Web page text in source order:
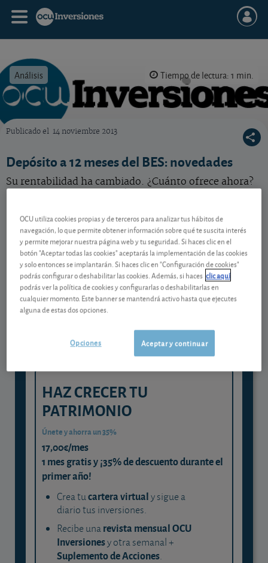
Análisis Tiempo de lectura: 1 min.
Publicado el 14 noviembre 2013
Depósito a 12 meses del BES: novedades
Su rentabilidad ha cambiado. ¿Cuánto ofrece ahora?
Contenido reservado a SOCIOS
Gestiona tu dinero con visión
experta
y consigue que cada euro trabaje
HAZ CRECER TU
PATRIMONIO
Únete y ahorra un 35%
17,00€/mes
1 mes gratis y ¡35% de descuento durante el
primer año!
Crea tucartera virtualy sigue a
diario tus inversiones.
Recibe unarevista mensual OCU
Inversionesy otra semanal +
Suplemento de Acciones.
OCU utiliza cookies propias y de terceros para analizar tus hábitos de
navegación, lo que permite obtener información sobre qué te suscita interés
y permite mejorar nuestra página web y tu seguridad. Si haces clic en el
botón "Aceptar todas las cookies" aceptarás la implementación de las cookies
y solo entonces se implantarán. Si haces clic en "Configuración de cookies"
podrás configurar o deshabilitar las cookies. Además, si haces clic aquí
podrás ver la política de cookies y configurarlas o deshabilitarlas en
cualquier momento. Este banner se mantendrá activo hasta que ejecutes
alguna de estas dos opciones.
Aceptar y continuar
Opciones